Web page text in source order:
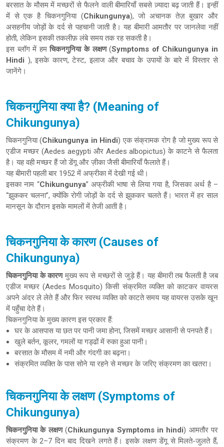
बरसात के मौसम में मच्छरों से फैलने वाली बीमारियाँ सबसे ज़्यादा बढ़ जाती हैं। इन्हीं
में से एक है चिकनगुनिया (Chikungunya), जो अचानक तेज़ बुखार और
असहनीय जोड़ों के दर्द से पहचानी जाती है। यह बीमारी आमतौर पर जानलेवा नहीं
होती, लेकिन इसकी तकलीफ़ लंबे समय तक रह सकती है।
इस ब्लॉग में हमचिकनगुनिया के लक्षण(Symptoms of Chikungunya in
Hindi ), इसके कारण, टेस्ट, इलाज और बचाव के उपायों के बारे में विस्तार से
जानेंगे।
चिकनगुनिया क्या है? (Meaning of
Chikungunya)
चिकनगुनिया (Chikungunya in Hindi) एक संक्रामक रोग है जो मुख्य रूप से
एडीज मच्छर (Aedes aegypti और Aedes albopictus) के काटने से फैलता
है। यह वही मच्छर हैं जो डेंगू और ज़ीका जैसी बीमारियाँ फैलाते हैं।
यह बीमारी पहली बार 1952 में अफ्रीका में देखी गई थी।
इसका नाम “Chikungunya”अफ्रीकी भाषा से लिया गया है, जिसका अर्थ है –
“झुककर चलना”, क्योंकि रोगी जोड़ों के दर्द से झुककर चलते हैं। भारत में हर साल
मानसून के दौरान इसके मामलों में तेजी आती है।
चिकनगुनिया के कारण (Causes of
Chikungunya)
चिकनगुनिया के कारणमुख्य रूप से मच्छरों से जुड़े हैं। यह बीमारी तब फैलती है जब
एडीज मच्छर (Aedes Mosquito) किसी संक्रमित व्यक्ति को काटकर वायरस
अपने अंदर ले लेते हैं और फिर स्वस्थ व्यक्ति को काटते समय यह वायरस उसके खून
में पहुँचा देते हैं।
चिकनगुनिया के मुख्य कारण इस प्रकार हैं:
घर के आसपास या छत पर पानी जमा होना, जिसमें मच्छर आसानी से पनपते हैं।
खुले बर्तन, कूलर, गमलों या गड्ढों में रुका हुआ पानी।
बरसात के मौसम में नमी और गंदगी का बढ़ना।
संक्रमित व्यक्ति के पास सोने या रहने से मच्छर के जरिए संक्रमण का खतरा।
चिकनगुनिया के लक्षण (Symptoms of
Chikungunya)
चिकनगुनिया के लक्षण(Chikungunya Symptoms in hindi) आमतौर पर
संक्रमण के 2–7 दिन बाद दिखने लगते हैं। इसके लक्षण डेंगू से मिलते-जुलते हैं,